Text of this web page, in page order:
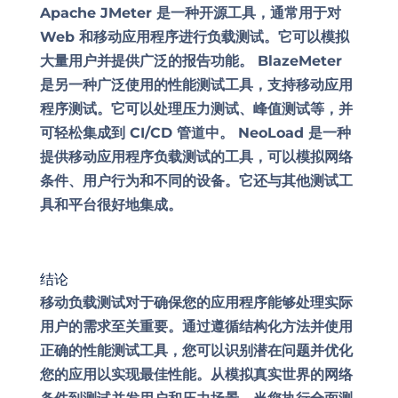
Apache JMeter是一种开源工具，通常用于对
Web 和移动应用程序进行负载测试。它可以模拟
大量用户并提供广泛的报告功能。 BlazeMeter
是另一种广泛使用的性能测试工具，支持移动应用
程序测试。它可以处理压力测试、峰值测试等，并
可轻松集成到 CI/CD 管道中。 NeoLoad 是一种
提供移动应用程序负载测试的工具，可以模拟网络
条件、用户行为和不同的设备。它还与其他测试工
具和平台很好地集成。
结论
移动负载测试对于确保您的应用程序能够处理实际
用户的需求至关重要。通过遵循结构化方法并使用
正确的性能测试工具，您可以识别潜在问题并优化
您的应用以实现最佳性能。从模拟真实世界的网络